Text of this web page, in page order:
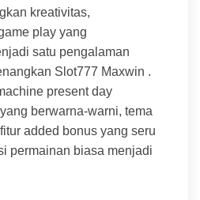
kreativitas,
play yang
satu pengalaman
Slot777 Maxwin .
present day
berwarna-warni, tema
added bonus yang seru
permainan biasa menjadi